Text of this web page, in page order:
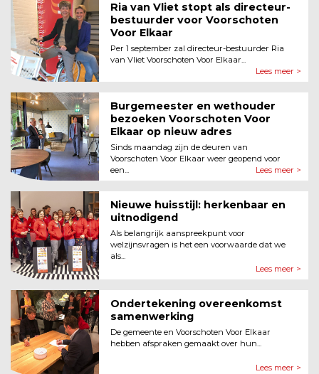
Ria van Vliet stopt als directeur-
bestuurder voor Voorschoten
Voor Elkaar
Per 1 september zal directeur-bestuurder Ria
van Vliet Voorschoten Voor Elkaar...
Lees meer >
Burgemeester en wethouder
bezoeken Voorschoten Voor
Elkaar op nieuw adres
Sinds maandag zijn de deuren van
Voorschoten Voor Elkaar weer geopend voor
een...
Lees meer >
Nieuwe huisstijl: herkenbaar en
uitnodigend
Als belangrijk aanspreekpunt voor
welzijnsvragen is het een voorwaarde dat we
als...
Lees meer >
Ondertekening overeenkomst
samenwerking
De gemeente en Voorschoten Voor Elkaar
hebben afspraken gemaakt over hun...
Lees meer >